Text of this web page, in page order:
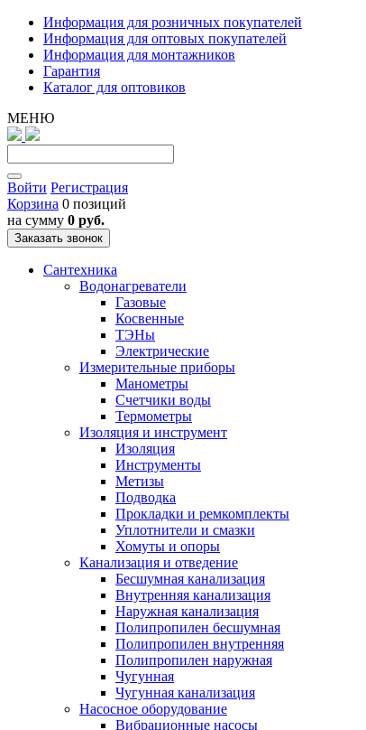
Информация для розничных покупателей
Информация для оптовых покупателей
Информация для монтажников
Гарантия
Каталог для оптовиков
МЕНЮ
Войти Регистрация
Корзина 0 позиций
на сумму 0 руб.
Заказать звонок
Сантехника
Водонагреватели
Газовые
Косвенные
ТЭНы
Электрические
Измерительные приборы
Манометры
Счетчики воды
Термометры
Изоляция и инструмент
Изоляция
Инструменты
Метизы
Подводка
Прокладки и ремкомплекты
Уплотнители и смазки
Хомуты и опоры
Канализация и отведение
Бесшумная канализация
Внутренняя канализация
Наружная канализация
Полипропилен бесшумная
Полипропилен внутренняя
Полипропилен наружная
Чугунная
Чугунная канализация
Насосное оборудование
Вибрационные насосы